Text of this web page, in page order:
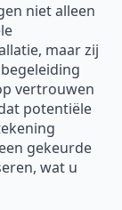
niet alleen
maar zij
vertrouwen
potentiële
gekeurde
wat u